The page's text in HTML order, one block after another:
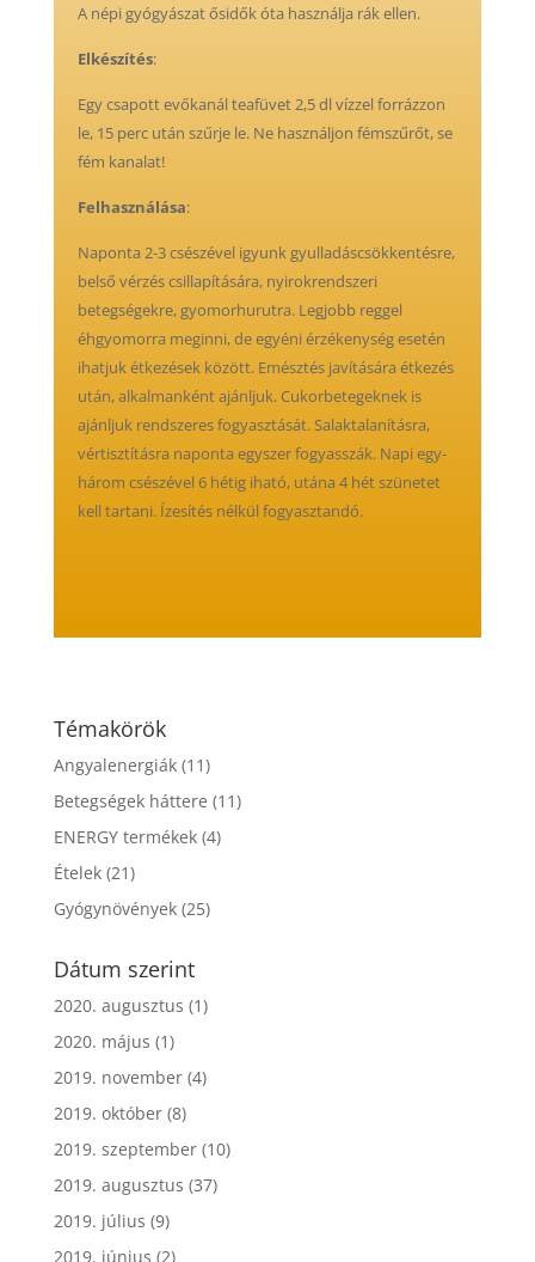
A népi gyógyászat ősidők óta használja rák ellen.
Elkészítés:
Egy csapott evőkanál teafüvet 2,5 dl vízzel forrázzon
le, 15 perc után szűrje le. Ne használjon fémszűrőt, se
fém kanalat!
Felhasználása:
Naponta 2-3 csészével igyunk gyulladáscsökkentésre,
belső vérzés csillapítására, nyirokrendszeri
betegségekre, gyomorhurutra. Legjobb reggel
éhgyomorra meginni, de egyéni érzékenység esetén
ihatjuk étkezések között. Emésztés javítására étkezés
után, alkalmanként ajánljuk. Cukorbetegeknek is
ajánljuk rendszeres fogyasztását. Salaktalanításra,
vértisztításra naponta egyszer fogyasszák. Napi egy-
három csészével 6 hétig iható, utána 4 hét szünetet
kell tartani. Ízesítés nélkül fogyasztandó.
Témakörök
Angyalenergiák(11)
Betegségek háttere (11)
ENERGY termékek(4)
Ételek(21)
Gyógynövények(25)
Dátum szerint
2020. augusztus (1)
2020. május (1)
2019. november(4)
2019. október(8)
2019. szeptember(10)
2019. augusztus (37)
2019. július (9)
2019. június (2)